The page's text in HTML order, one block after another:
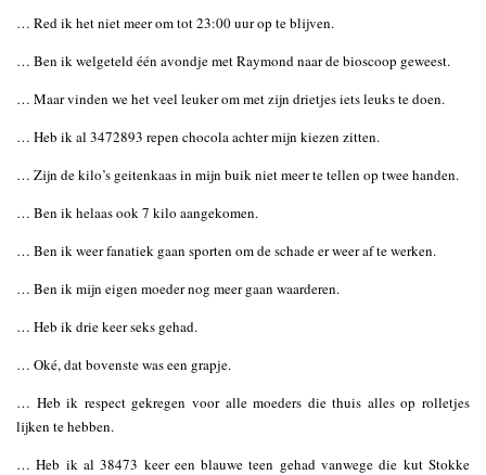
… Red ik het niet meer om tot 23:00 uur op te blijven.
… Ben ik welgeteld één avondje met Raymond naar de bioscoop geweest.
… Maar vinden we het veel leuker om met zijn drietjes iets leuks te doen.
… Heb ik al 3472893 repen chocola achter mijn kiezen zitten.
… Zijn de kilo’s geitenkaas in mijn buik niet meer te tellen op twee handen.
… Ben ik helaas ook 7 kilo aangekomen.
… Ben ik weer fanatiek gaan sporten om de schade er weer af te werken.
… Ben ik mijn eigen moeder nog meer gaan waarderen.
… Heb ik drie keer seks gehad.
… Oké, dat bovenste was een grapje.
… Heb ik respect gekregen voor alle moeders die thuis alles op rolletjes
lijken te hebben.
… Heb ik al 38473 keer een blauwe teen gehad vanwege die kut Stokke